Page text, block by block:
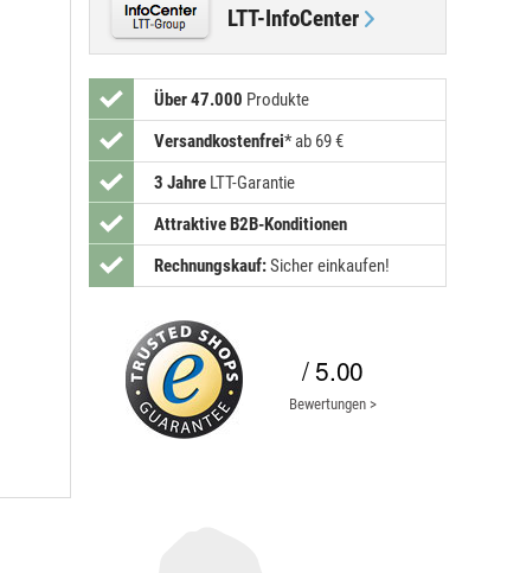
LTT-InfoCenter
Über 47.000 Produkte
Versandkostenfrei* ab 69 €
3 Jahre LTT-Garantie
Attraktive B2B-Konditionen
Rechnungskauf:Sicher einkaufen!
/ 5.00
Bewertungen >